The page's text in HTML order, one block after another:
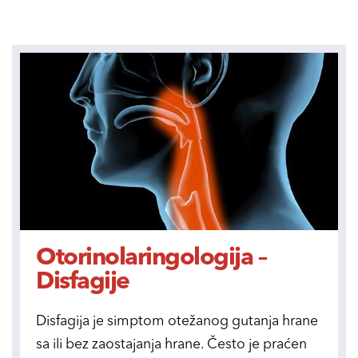
Otorinolaringologija –
Disfagije
Disfagija je simptom otežanog gutanja hrane
sa ili bez zaostajanja hrane. Često je praćen